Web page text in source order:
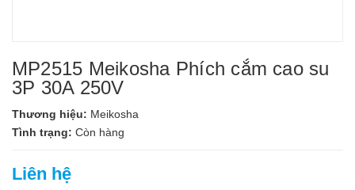
MP2515 Meikosha Phích cắm cao su
3P 30A 250V
Thương hiệu: Meikosha
Tình trạng: Còn hàng
Liên hệ